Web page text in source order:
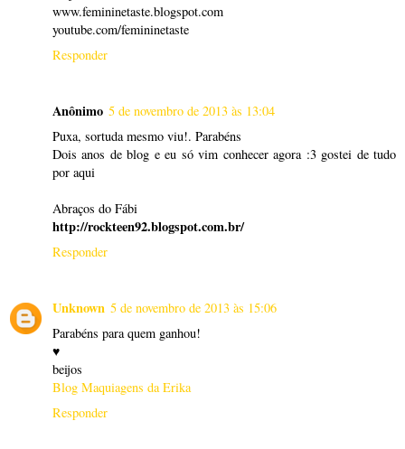
www.femininetaste.blogspot.com
youtube.com/femininetaste
Responder
Anônimo 5 de novembro de 2013 às 13:04
Puxa, sortuda mesmo viu!. Parabéns
Dois anos de blog e eu só vim conhecer agora :3 gostei de tudo
por aqui
Abraços do Fábi
http://rockteen92.blogspot.com.br/
Responder
Unknown 5 de novembro de 2013 às 15:06
Parabéns para quem ganhou!
♥
beijos
Blog Maquiagens da Erika
Responder